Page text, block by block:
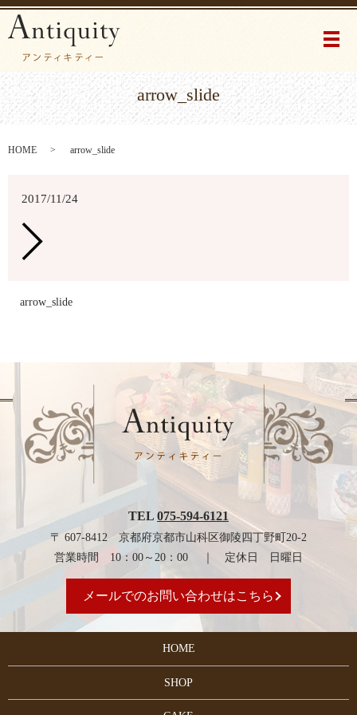
メ
arrow_slide
HOME arrow_slide
2017/11/24
arrow_slide
TEL 075-594-6121
〒 607-8412 京都府京都市山科区御陵四丁野町20-2
営業時間 10：00～20：00 ｜ 定休日 日曜日
メールでのお問い合わせはこちら
HOME
SHOP